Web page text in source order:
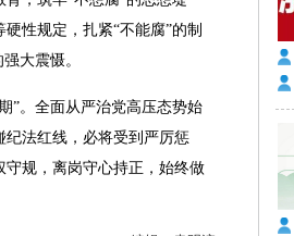
性规定，扎紧“不能腐”的制
大震慑。
。全面从严治党高压态势始
法红线，必将受到严厉惩
规，离岗守心持正，始终做